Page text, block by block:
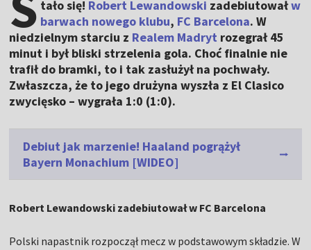
tało się! Robert Lewandowski zadebiutowałw
barwach nowego klubu, FC Barcelona. W
niedzielnym starciu z Realem Madryt rozegrał 45
minut i był bliski strzelenia gola. Choć finalnie nie
trafił do bramki, to i tak zasłużył na pochwały.
Zwłaszcza, że to jego drużyna wyszła z El Clasico
zwycięsko – wygrała 1:0 (1:0).
Debiut jak marzenie! Haaland pogrążył
Bayern Monachium [WIDEO]
Robert Lewandowski zadebiutował w FC Barcelona
Polski napastnik rozpoczął mecz w podstawowym składzie. W